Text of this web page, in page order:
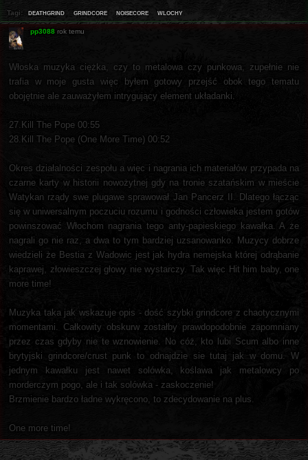
Tagi: deathgrind grindcore noisecore wlochy
pp3088 rok temu
Włoska muzyka ciężka, czy to metalowa czy punkowa, zupełnie nie
trafia w moje gusta więc byłem gotowy przejść obok tego tematu
obojętnie ale zauważyłem intrygujący element układanki.
27.Kill The Pope 00:55
28.Kill The Pope (One More Time) 00:52
Okres działalności zespołu a więc i nagrania ich materiałów przypada na
czarne karty w historii nowożytnej gdy na tronie szatańskim w mieście
Watykan rządy swe plugawe sprawował Jan Pancerz II. Dlatego łącząc
się w uniwersalnym poczuciu rozumu i godności człowieka jestem gotów
powinszować Włochom nagrania tego anty-papieskiego kawałka. A że
nagrali go nie raz, a dwa to tym bardziej uzsanowanko. Muzycy dobrze
wiedzieli że Bestia z Wadowic jest jak hydra nemejska której odrąbanie
kaprawej, złowieszczej głowy nie wystarczy. Tak więc Hit him baby, one
more time!
Muzyka taka jak wskazuje opis - dość szybki grindcore z chaotycznymi
momentami. Całkowity obskurw zostałby prawdopodobnie zapomniany
przez czas gdyby nie te wznowienie. No cóż, kto lubi Scum albo inne
brytyjski grindcore/crust punk to odnajdzie sie tutaj jak w domu. W
jednym kawałku jest nawet solówka, koślawa jak metalowcy po
morderczym pogo, ale i tak solówka - zaskoczenie!
Brzmienie bardzo ładne wykręcono, to zdecydowanie na plus.
One more time!